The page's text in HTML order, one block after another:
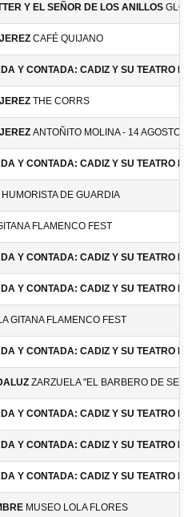
Y EL SEÑOR DE LOS ANILLOS
CAFÉ QUIJANO
Y CONTADA: CADIZ Y SU TEATRO
THE CORRS
ANTOÑITO MOLINA - 14 AGOSTO
Y CONTADA: CADIZ Y SU TEATRO
HUMORISTA DE GUARDIA
FLAMENCO FEST
Y CONTADA: CADIZ Y SU TEATRO
Y CONTADA: CADIZ Y SU TEATRO
GITANA FLAMENCO FEST
Y CONTADA: CADIZ Y SU TEATRO
ZARZUELA "EL BARBERO DE
Y CONTADA: CADIZ Y SU TEATRO
Y CONTADA: CADIZ Y SU TEATRO
Y CONTADA: CADIZ Y SU TEATRO
MUSEO LOLA FLORES